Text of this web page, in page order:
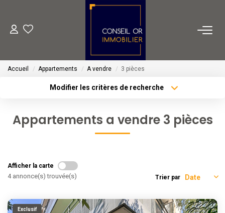
Transaction
Gestion
Financement
Accueil Appartements A vendre 3 pièces
Modifier les critères de recherche
Sélectionnez...
Type de bien
Créer une alerte
Appartements a vendre 3 pièces
Afficher la carte
4 annonce(s) trouvée(s) Trier par
Exclusif